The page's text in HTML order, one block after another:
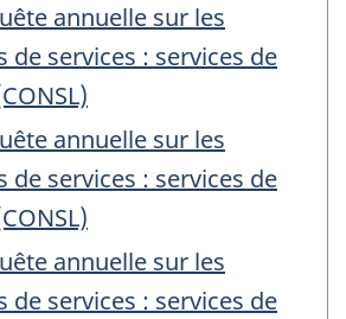
annuelle sur les
de services : services de
annuelle sur les
de services : services de
annuelle sur les
de services : services de